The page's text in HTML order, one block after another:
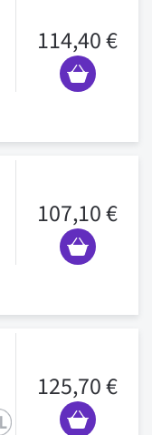
114,40 €
107,10 €
125,70 €